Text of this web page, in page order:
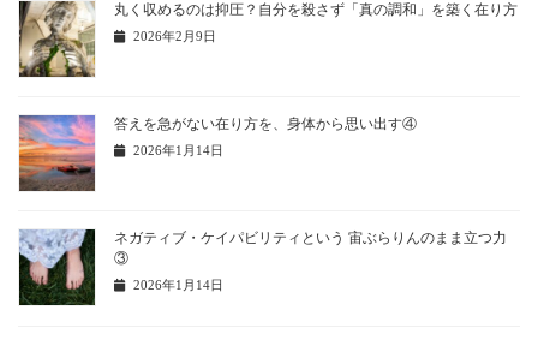
丸く収めるのは抑圧？自分を殺さず「真の調和」を築く在り方
2026年2月9日
答えを急がない在り方を、身体から思い出す④
2026年1月14日
ネガティブ・ケイパビリティという 宙ぶらりんのまま立つ力
③
2026年1月14日